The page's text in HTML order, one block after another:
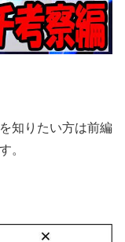
知りたい方は前編
。